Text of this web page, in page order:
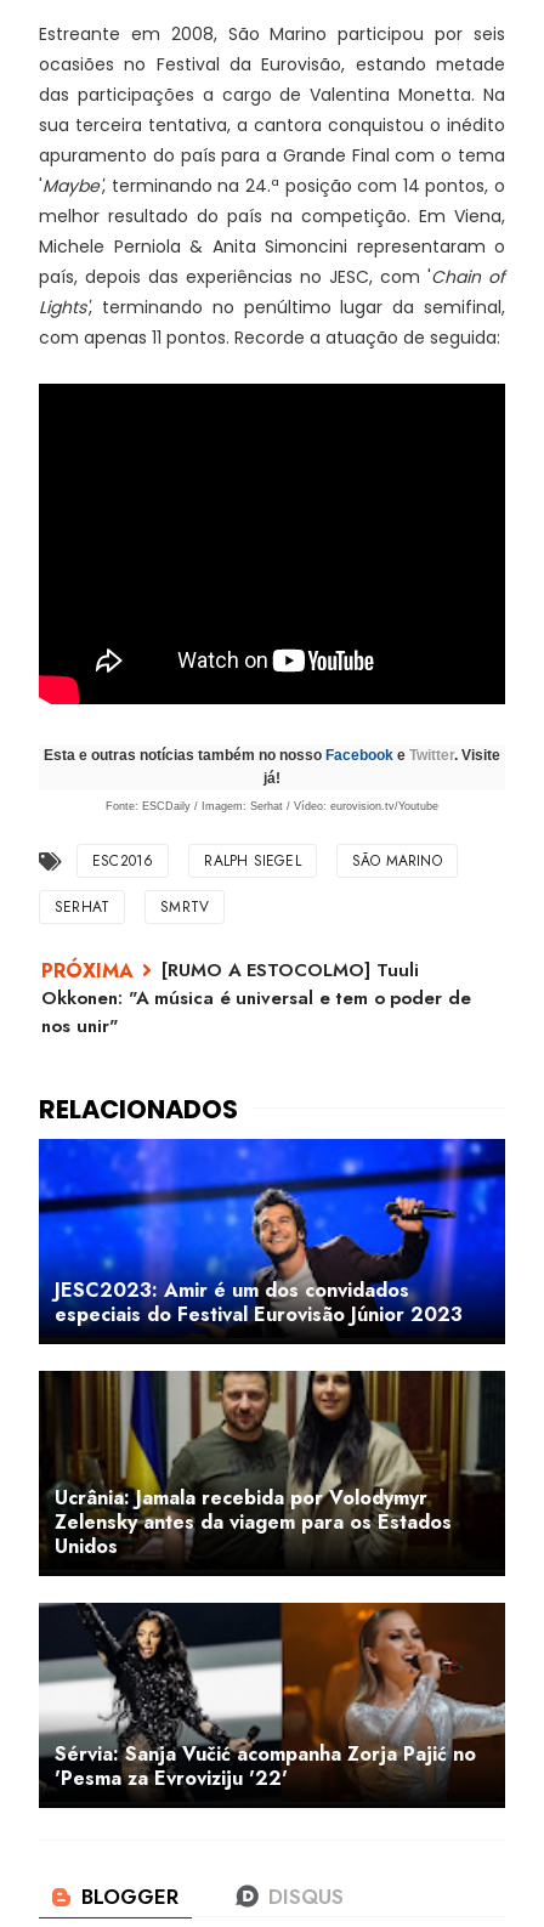
Estreante em 2008, São Marino participou por seis
ocasiões no Festival da Eurovisão, estando metade
das participações a cargo de Valentina Monetta. Na
sua terceira tentativa, a cantora conquistou o inédito
apuramento do país para a Grande Final com o tema
'Maybe', terminando na 24.ª posição com 14 pontos, o
melhor resultado do país na competição. Em Viena,
Michele Perniola & Anita Simoncini representaram o
país, depois das experiências no JESC, com 'Chain of
Lights', terminando no penúltimo lugar da semifinal,
com apenas 11 pontos. Recorde a atuação de seguida:
Esta e outras notícias também no nosso Facebook e Twitter. Visite
já!
Fonte: ESCDaily / Imagem: Serhat / Vídeo: eurovision.tv/Youtube
ESC2016 RALPH SIEGEL SÃO MARINO
SERHAT SMRTV
[RUMO A ESTOCOLMO] Tuuli
Okkonen: "A música é universal e tem o poder de
nos unir"
JESC2023: Amir é um dos convidados
especiais do Festival Eurovisão Júnior 2023
Ucrânia: Jamala recebida por Volodymyr
Zelensky antes da viagem para os Estados
Unidos
Sérvia: Sanja Vučić acompanha Zorja Pajić no
'Pesma za Evroviziju '22'